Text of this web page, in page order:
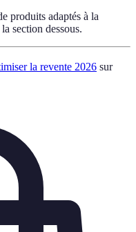
produits adaptés à la
section dessous.
la revente 2026 sur